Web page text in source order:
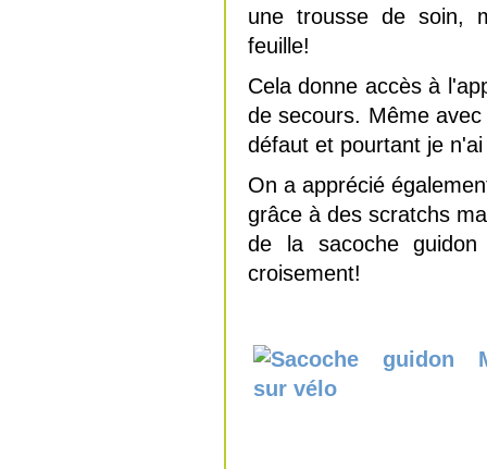
une trousse de soin,
feuille!
Cela donne accès à
de secours. Même
défaut et pourtant je
On a apprécié
grâce à des scratchs
de la sacoche
croisement!